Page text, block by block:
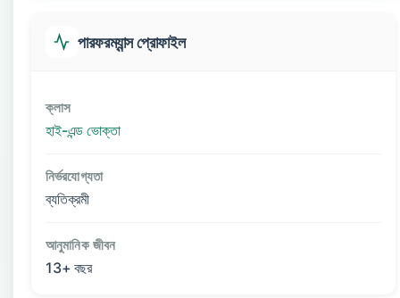
পারফরম্যান্স প্রোফাইল
ক্লাস
হাই-এন্ড ভোক্তা
নির্ভরযোগ্যতা
ব্যতিক্রমী
আনুমানিক জীবন
13+ বছর